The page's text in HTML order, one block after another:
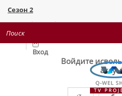
Сезон 2
Поверніть мені красу 1+1
×
Вход
Войдите